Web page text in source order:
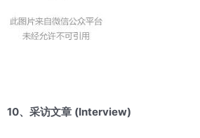
10、采访文章 (Interview)